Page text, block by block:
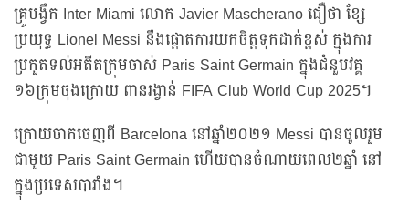
គ្រូបង្វឹក Inter Miami លោក Javier Mascherano ជឿថា ខ្សែ
ប្រយុទ្ធ Lionel Messi នឹងផ្តោតការយកចិត្តទុកដាក់ខ្ពស់ ក្នុងការ
ប្រកួតទល់អតីតក្រុមចាស់ Paris Saint Germain ក្នុងជំនួបវគ្គ
១៦ក្រុមចុងក្រោយ ពានរង្វាន់ FIFA Club World Cup 2025។
ក្រោយចាកចេញពី Barcelona នៅឆ្នាំ២០២១ Messi បានចូលរួម
ជាមួយ Paris Saint Germain ហើយបានចំណាយពេល២ឆ្នាំ នៅ
ក្នុងប្រទេសបារាំង។